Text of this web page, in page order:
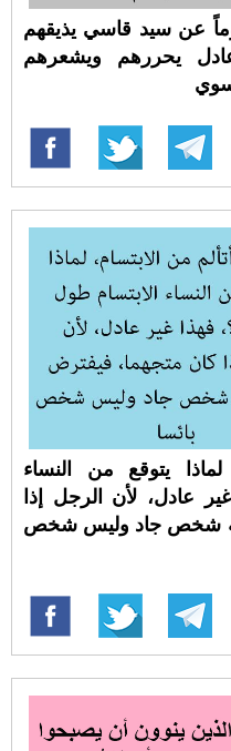
عن سيد قاسي يذيقهم
يحررهم ويشعرهم
يتوقع من النساء
عادل، لأن الرجل إذا
أنه شخص جاد وليس شخص